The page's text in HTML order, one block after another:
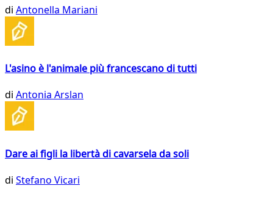
di Antonella Mariani
L'asino è l'animale più francescano di tutti
di Antonia Arslan
Dare ai figli la libertà di cavarsela da soli
di Stefano Vicari